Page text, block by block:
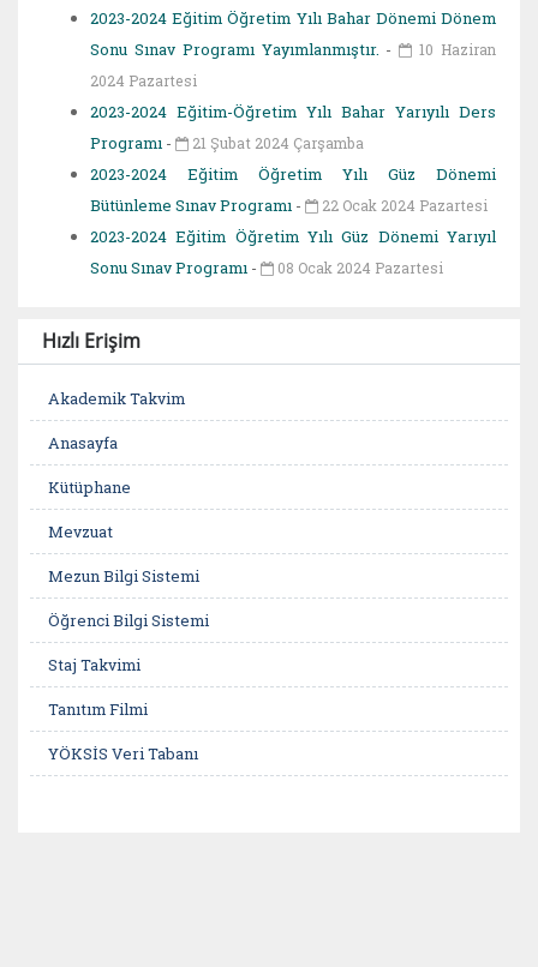
2023-2024 Eğitim Öğretim Yılı Bahar Dönemi Dönem
Sonu Sınav Programı Yayımlanmıştır. -
10 Haziran
2024 Pazartesi
2023-2024 Eğitim-Öğretim Yılı Bahar Yarıyılı Ders
Programı - 21 Şubat 2024 Çarşamba
2023-2024 Eğitim Öğretim Yılı Güz Dönemi
Bütünleme Sınav Programı - 22 Ocak 2024 Pazartesi
2023-2024 Eğitim Öğretim Yılı Güz Dönemi Yarıyıl
Sonu Sınav Programı - 08 Ocak 2024 Pazartesi
Hızlı Erişim
Akademik Takvim
Anasayfa
Kütüphane
Mevzuat
Mezun Bilgi Sistemi
Öğrenci Bilgi Sistemi
Staj Takvimi
Tanıtım Filmi
YÖKSİS Veri Tabanı